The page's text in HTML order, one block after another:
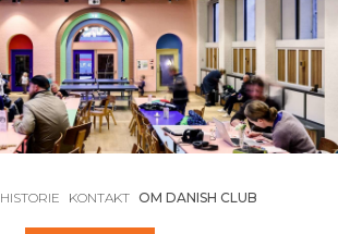
HISTORIE KONTAKT OM DANISH CLUB